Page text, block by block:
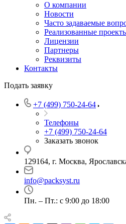
О компании
Новости
Часто задаваемые
Реализованные
Лицензии
Партнеры
Реквизиты
Контакты
Подать заявку
+7 (499) 750-24-64
Телефоны
+7 (499) 750-24-64
Заказать звонок
129164, г. Москва,
info@packsyst.ru
Пн. – Пт.: с 9:00 до 18:00